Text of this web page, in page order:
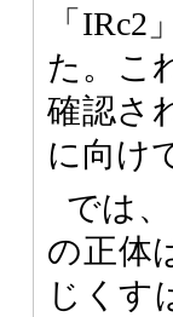
「
た。こ
確認さ
に向け
では
の正体
じくす